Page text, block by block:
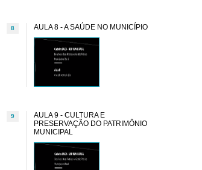
8 AULA 8 - A SAÚDE NO MUNICÍPIO
9
AULA 9 - CULTURA E
PRESERVAÇÃO DO PATRIMÔNIO
MUNICIPAL